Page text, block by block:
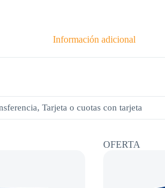
Información adicional
Tarjeta o cuotas con tarjeta
OFERTA